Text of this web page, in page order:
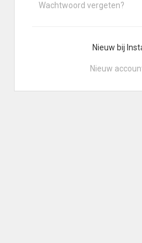
Wachtwoord vergeten?
Nieuw bij
Nieuw